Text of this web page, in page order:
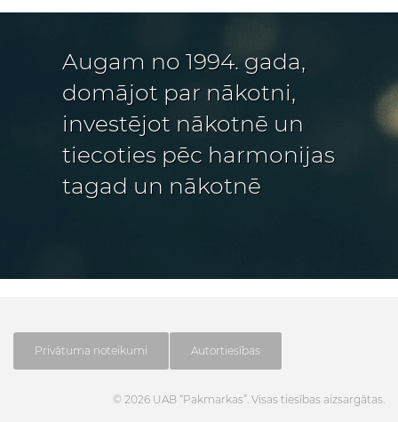
Augam no 1994. gada,
domājot par nākotni,
investējot nākotnē un
tiecoties pēc harmonijas
tagad un nākotnē
Privātuma noteikumi Autortiesības
© 2026 UAB “Pakmarkas”. Visas tiesības aizsargātas.